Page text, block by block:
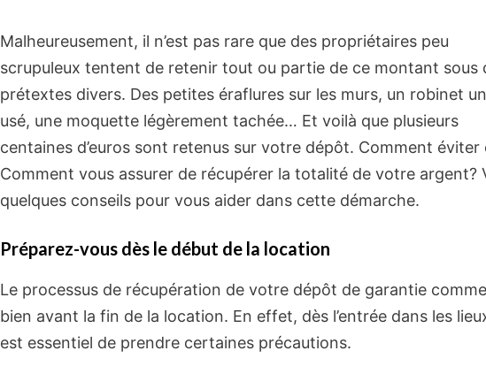
Malheureusement, il n’est pas rare que des propriétaires peu
scrupuleux tentent de retenir tout ou partie de ce montant sous
prétextes divers. Des petites éraflures sur les murs, un robinet
usé, une moquette légèrement tachée… Et voilà que plusieurs
centaines d’euros sont retenus sur votre dépôt. Comment éviter
Comment vous assurer de récupérer la totalité de votre argent?
quelques conseils pour vous aider dans cette démarche.
Préparez-vous dès le début de la location
Le processus de récupération de votre dépôt de garantie
bien avant la fin de la location. En effet, dès l’entrée dans les
est essentiel de prendre certaines précautions.